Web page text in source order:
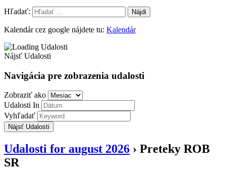
Hľadať:
Kalendár cez google nájdete tu: Kalendár
Nájsť Udalosti
Navigácia pre zobrazenia udalosti
Zobraziť ako
Udalosti In
Vyhľadať
Udalosti for august 2026 › Preteky ROB
SR